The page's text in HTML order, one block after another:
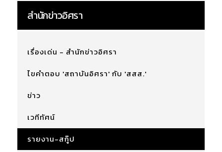
สำนักข่าวอิศรา
เรื่องเด่น - สำนักข่าวอิศรา
ไขคำตอบ 'สถาบันอิศรา' กับ 'สสส.'
ข่าว
เวทีทัศน์
รายงาน-สกู๊ป